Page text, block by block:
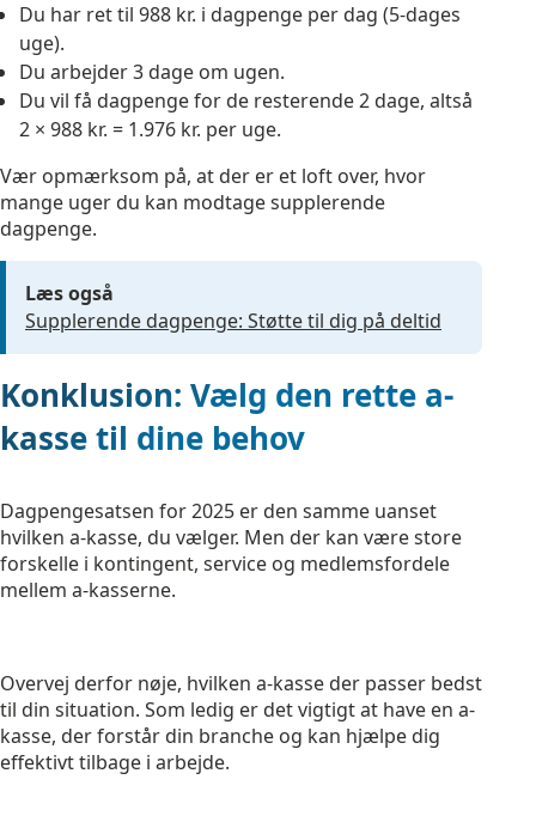
Du har ret til 988 kr. i dagpenge per dag (5-dages
uge).
Du arbejder 3 dage om ugen.
Du vil få dagpenge for de resterende 2 dage, altså
2 × 988 kr. = 1.976 kr. per uge.
Vær opmærksom på, at der er et loft over, hvor
mange uger du kan modtage supplerende
dagpenge.
Læs også
Supplerende dagpenge: Støtte til dig på deltid
Konklusion: Vælg den rette a-
kasse til dine behov
Dagpengesatsen for 2025 er den samme uanset
hvilken a-kasse, du vælger. Men der kan være store
forskelle i kontingent, service og medlemsfordele
mellem a-kasserne.
Overvej derfor nøje, hvilken a-kasse der passer bedst
til din situation. Som ledig er det vigtigt at have en a-
kasse, der forstår din branche og kan hjælpe dig
effektivt tilbage i arbejde.